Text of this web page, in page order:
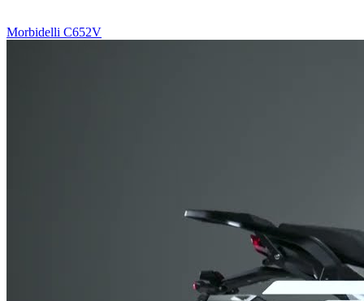
Morbidelli C652V